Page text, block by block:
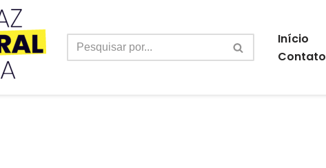
Início
Contato